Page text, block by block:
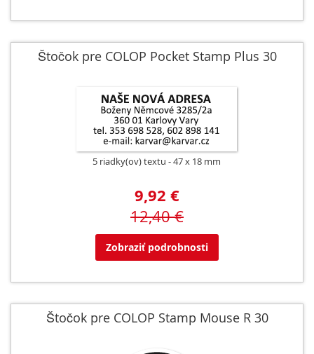
Štočok pre COLOP Pocket Stamp Plus 30
5 riadky(ov) textu 47 x 18 mm
9,92 €
12,40 €
Zobraziť podrobnosti
Štočok pre COLOP Stamp Mouse R 30